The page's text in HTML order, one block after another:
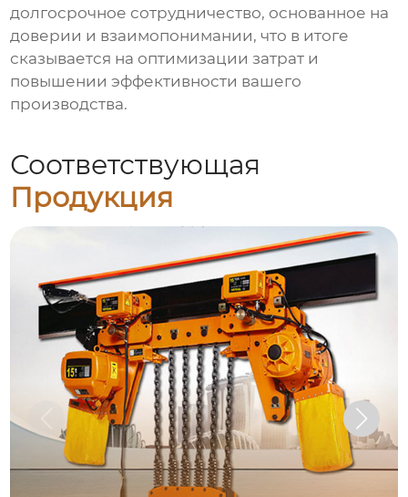
долгосрочное сотрудничество, основанное на
доверии и взаимопонимании, что в итоге
сказывается на оптимизации затрат и
повышении эффективности вашего
производства.
Соответствующая
Продукция